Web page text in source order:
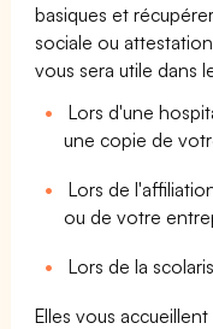
basiques et
sociale ou
vous sera utile dans
Lors d'une
une copie de
Lors de
ou de votre
Lors de la
Elles vous